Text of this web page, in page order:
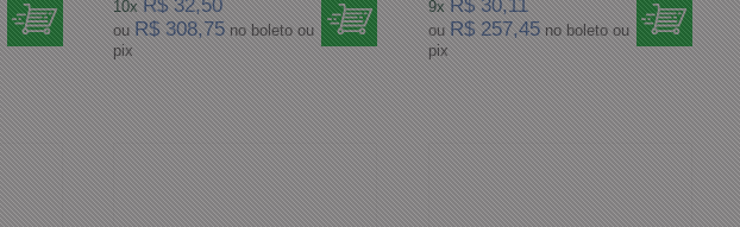
10x R$ 32,50
ou R$ 308,75 no boleto ou
pix
9x R$ 30,11
ou R$ 257,45 no boleto ou
pix